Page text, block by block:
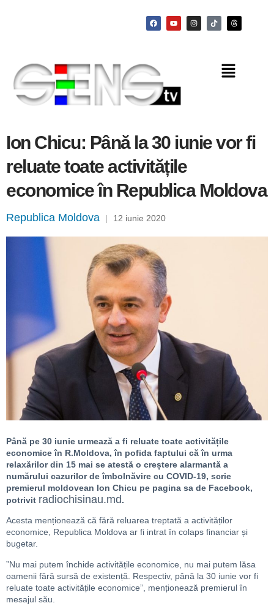
Ion Chicu: Până la 30 iunie vor fi
reluate toate activitățile
economice în Republica Moldova
Republica Moldova | 12 iunie 2020
Până pe 30 iunie urmează a fi reluate toate activitățile
economice în R.Moldova, în pofida faptului că în urma
relaxărilor din 15 mai se atestă o creștere alarmantă a
numărului cazurilor de îmbolnăvire cu COVID-19, scrie
premierul moldovean Ion Chicu pe pagina sa de Facebook,
potrivit radiochisinau.md.
Acesta menționează că fără reluarea treptată a activităților
economice, Republica Moldova ar fi intrat în colaps financiar și
bugetar.
”Nu mai putem închide activitățile economice, nu mai putem lăsa
oamenii fără sursă de existență. Respectiv, până la 30 iunie vor fi
reluate toate activitățile economice”, menționează premierul în
mesajul său.